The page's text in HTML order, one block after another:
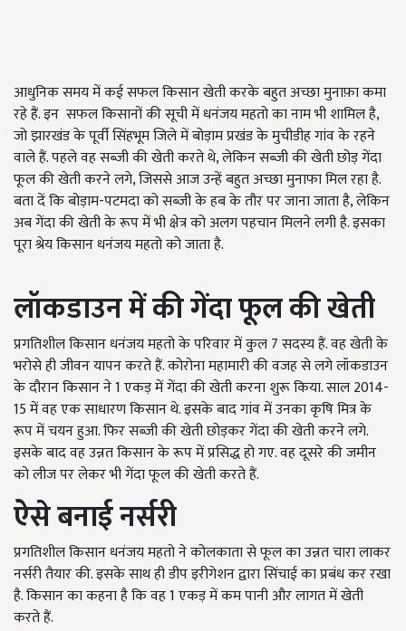
आधुनिक समय में कई सफल किसान खेती करके बहुत अच्छा मुनाफ़ा कमा
रहे हैं.इन सफल किसानों की सूची में धनंजय महतो का नाम भी शामिल है,
जो झारखंड के पूर्वी सिंहभूम जिले में बोड़ाम प्रखंड के मुचीडीह गांव के रहने
वाले हैं.पहले वह सब्जी की खेती करते थे,लेकिन सब्जी की खेती छोड़ गेंदा
फूल की खेती करने लगे,जिससे आज उन्हें बहुत अच्छा मुनाफा मिल रहा है.
बता दें कि बोड़ाम-पटमदा को सब्जी के हब के तौर पर जाना जाता है,लेकिन
अब गेंदा की खेती के रूप में भी क्षेत्र को अलग पहचान मिलने लगी है.इसका
पूरा श्रेय किसान धनंजय महतो को जाता है.
लॉकडाउन में की गेंदा फूल की खेती
प्रगतिशील किसान धनंजय महतो के परिवार में कुल 7सदस्य हैं.वह खेती के
भरोसे ही जीवन यापन करते हैं.कोरोना महामारी की वजह से लगे लॉकडाउन
के दौरान किसान ने1एकड़ में गेंदा की खेती करना शुरू किया.साल2014-
15में वह एक साधारण किसान थे.इसके बादगांव में उनका कृषि मित्र के
रूप में चयन हुआ.फिर सब्जी की खेती छोड़कर गेंदा की खेती करने लगे.
इसके बाद वह उन्नत किसान के रूप में प्रसिद्ध होगए.वह दूसरे की जमीन
को लीज पर लेकर भी गेंदा फूल की खेती करते हैं.
ऐसे बनाई नर्सरी
प्रगतिशील किसान धनंजय महतो ने कोलकाता से फूल का उन्नत चारा लाकर
नर्सरी तैयार की.इसके साथ ही डीप इरीगेशन द्वारा सिंचाई का प्रबंध कर रखा
है.किसान का कहना है कि वह1एकड़ में कम पानी और लागत में खेती
करते हैं.